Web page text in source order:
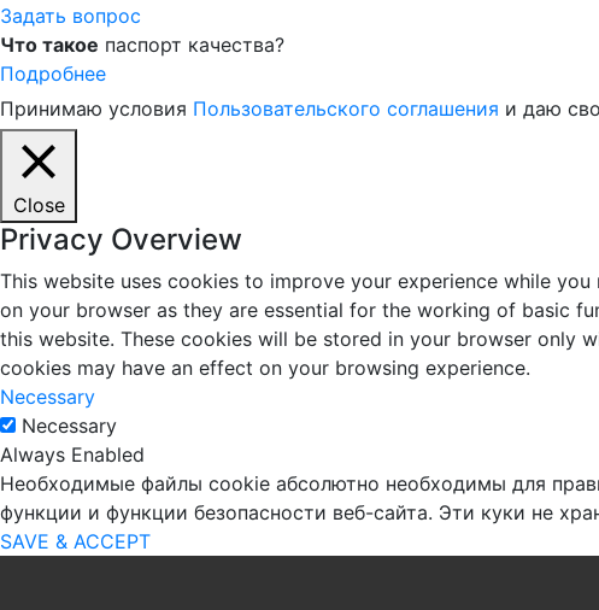
Задать вопрос
Что такое паспорт качества?
Подробнее
Принимаю условия Пользовательского соглашения и даю
Close
Privacy Overview
This website uses cookies to improve your experience while
on your browser as they are essential for the working of basic
this website. These cookies will be stored in your browser only
cookies may have an effect on your browsing experience.
Necessary
Necessary
Always Enabled
Необходимые файлы cookie абсолютно необходимы для
функции и функции безопасности веб-сайта. Эти куки не
SAVE & ACCEPT